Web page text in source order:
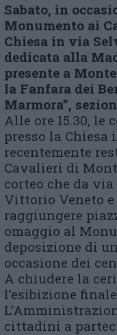
Sabato, in
Monumento ai
Chiesa in via
dedicata alla
presente a
la Fanfara dei
Marmora”,
Alle ore 15.30, le
presso la
recentemente
Cavalieri di
corteo che da
Vittorio Veneto
raggiungere
omaggio al
deposizione di
occasione dei
A chiudere la
l’esibizione
cittadini a